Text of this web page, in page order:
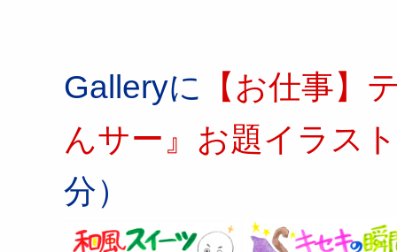
Galleryに 【お仕事】
んサー』お題イラスト
分）